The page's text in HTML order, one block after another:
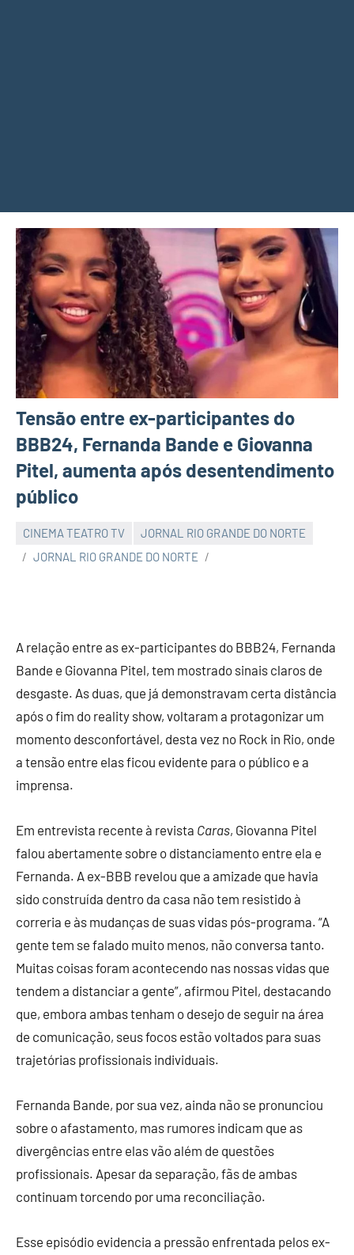
Tensão entre ex-participantes do
BBB24, Fernanda Bande e Giovanna
Pitel, aumenta após desentendimento
público
CINEMA TEATRO TV
JORNAL RIO GRANDE DO NORTE
JORNAL RIO GRANDE DO NORTE
A relação entre as ex-participantes do BBB24, Fernanda
Bande e Giovanna Pitel, tem mostrado sinais claros de
desgaste. As duas, que já demonstravam certa distância
após o fim do reality show, voltaram a protagonizar um
momento desconfortável, desta vez no Rock in Rio, onde
a tensão entre elas ficou evidente para o público e a
imprensa.
Em entrevista recente à revista Caras, Giovanna Pitel
falou abertamente sobre o distanciamento entre ela e
Fernanda. A ex-BBB revelou que a amizade que havia
sido construída dentro da casa não tem resistido à
correria e às mudanças de suas vidas pós-programa. “A
gente tem se falado muito menos, não conversa tanto.
Muitas coisas foram acontecendo nas nossas vidas que
tendem a distanciar a gente”, afirmou Pitel, destacando
que, embora ambas tenham o desejo de seguir na área
de comunicação, seus focos estão voltados para suas
trajetórias profissionais individuais.
Fernanda Bande, por sua vez, ainda não se pronunciou
sobre o afastamento, mas rumores indicam que as
divergências entre elas vão além de questões
profissionais. Apesar da separação, fãs de ambas
continuam torcendo por uma reconciliação.
Esse episódio evidencia a pressão enfrentada pelos ex-